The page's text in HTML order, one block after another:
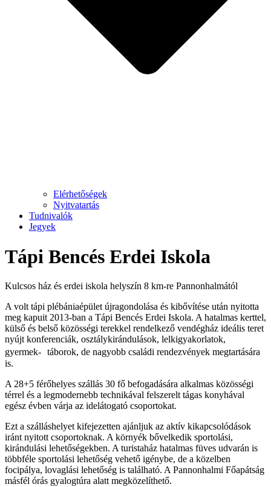
Elérhetőségek
Nyitvatartás
Tudnivalók
Jegyek
Tápi Bencés Erdei Iskola
Kulcsos ház és erdei iskola helyszín 8 km-re Pannonhalmától
A volt tápi plébániaépület újragondolása és kibővítése után nyitotta
meg kapuit 2013-ban a Tápi Bencés Erdei Iskola. A hatalmas kerttel,
külső és belső közösségi terekkel rendelkező vendégház ideális teret
nyújt konferenciák, osztálykirándulások, lelkigyakorlatok,
gyermek- táborok, de nagyobb családi rendezvények megtartására
is.
A 28+5 férőhelyes szállás 30 fő befogadására alkalmas közösségi
térrel és a legmodernebb technikával felszerelt tágas konyhával
egész évben várja az idelátogató csoportokat.
Ezt a szálláshelyet kifejezetten ajánljuk az aktív kikapcsolódások
iránt nyitott csoportoknak. A környék bővelkedik sportolási,
kirándulási lehetőségekben. A turistaház hatalmas füves udvarán is
többféle sportolási lehetőség vehető igénybe, de a közelben
focipálya, lovaglási lehetőség is található. A Pannonhalmi Főapátság
másfél órás gyalogtúra alatt megközelíthető.